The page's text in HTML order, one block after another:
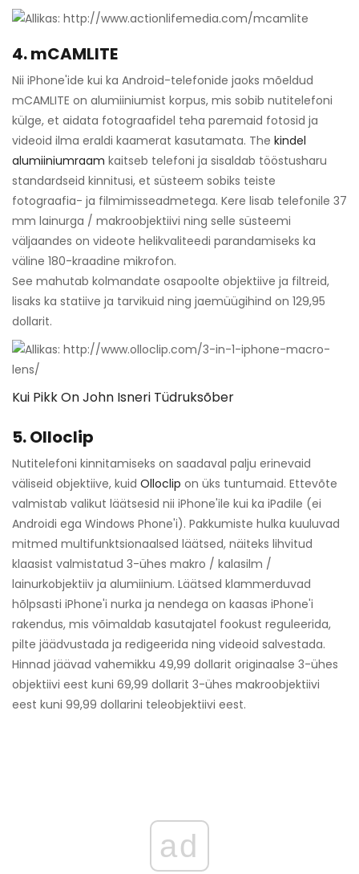
4. mCAMLITE
Nii iPhone'ide kui ka Android-telefonide jaoks mõeldud
mCAMLITE on alumiiniumist korpus, mis sobib nutitelefoni
külge, et aidata fotograafidel teha paremaid fotosid ja
videoid ilma eraldi kaamerat kasutamata. The kindel
alumiiniumraam kaitseb telefoni ja sisaldab tööstusharu
standardseid kinnitusi, et süsteem sobiks teiste
fotograafia- ja filmimisseadmetega. Kere lisab telefonile 37
mm lainurga / makroobjektiivi ning selle süsteemi
väljaandes on videote helikvaliteedi parandamiseks ka
väline 180-kraadine mikrofon.
See mahutab kolmandate osapoolte objektiive ja filtreid,
lisaks ka statiive ja tarvikuid ning jaemüügihind on 129,95
dollarit.
Kui Pikk On John Isneri Tüdruksõber
5. Olloclip
Nutitelefoni kinnitamiseks on saadaval palju erinevaid
väliseid objektiive, kuid Olloclip on üks tuntumaid. Ettevõte
valmistab valikut läätsesid nii iPhone'ile kui ka iPadile (ei
Androidi ega Windows Phone'i). Pakkumiste hulka kuuluvad
mitmed multifunktsionaalsed läätsed, näiteks lihvitud
klaasist valmistatud 3-ühes makro / kalasilm /
lainurkobjektiiv ja alumiinium. Läätsed klammerduvad
hõlpsasti iPhone'i nurka ja nendega on kaasas iPhone'i
rakendus, mis võimaldab kasutajatel fookust reguleerida,
pilte jäädvustada ja redigeerida ning videoid salvestada.
Hinnad jäävad vahemikku 49,99 dollarit originaalse 3-ühes
objektiivi eest kuni 69,99 dollarit 3-ühes makroobjektiivi
eest kuni 99,99 dollarini teleobjektiivi eest.
ad